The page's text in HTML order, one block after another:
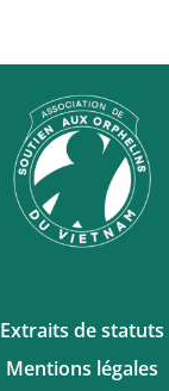
Extraits de statuts
Mentions légales